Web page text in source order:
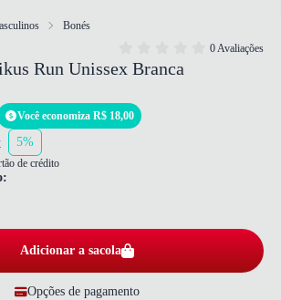
Bonés
0 Avaliações
Run Unissex Branca
Você economiza R$ 18,00
5%
de crédito
Adicionar a sacola
Opções de pagamento